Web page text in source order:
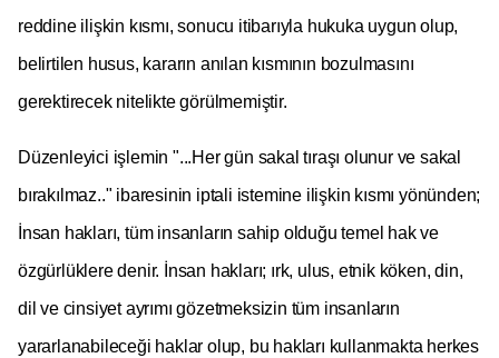
reddine ilişkin kısmı, sonucu itibarıyla hukuka uygun olup,
belirtilen husus, kararın anılan kısmının bozulmasını
gerektirecek nitelikte görülmemiştir.
Düzenleyici işlemin "...Her gün sakal tıraşı olunur ve sakal
bırakılmaz.." ibaresinin iptali istemine ilişkin kısmı yönünden;
İnsan hakları, tüm insanların sahip olduğu temel hak ve
özgürlüklere denir. İnsan hakları; ırk, ulus, etnik köken, din,
dil ve cinsiyet ayrımı gözetmeksizin tüm insanların
yararlanabileceği haklar olup, bu hakları kullanmakta herkes